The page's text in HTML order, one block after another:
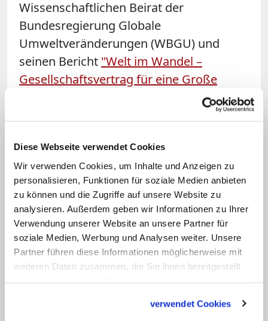
Diese Webseite verwendet Cookies
Wir verwenden Cookies, um Inhalte und Anzeigen zu
personalisieren, Funktionen für soziale Medien anbieten
zu können und die Zugriffe auf unsere Website zu
analysieren. Außerdem geben wir Informationen zu Ihrer
Verwendung unserer Website an unsere Partner für
soziale Medien, Werbung und Analysen weiter. Unsere
Partner führen diese Informationen möglicherweise mit
weiteren Daten zusammen, die Sie ihnen bereitgestellt
verwendet Cookies
Wissenschaftlichen Beirat der
Bundesregierung Globale
Umweltveränderungen (WBGU) und
seinen Bericht "Welt im Wandel –
Gesellschaftsvertrag für eine Große
aus dem Jahr 2011
geprägt. Er steht genau für das, was in
nämlich für einen wirklichen Wandel:
einen ökonomischen, politischen,
sozialen und kulturellen
Veränderungsprozess. Es geht darum,
nationale Ökonomien und Weltwirtschaft
innerhalb der planetaren Grenzen so
umzubauen, dass irreversible Schäden
gerade kein "Weiter so" (und schon gar